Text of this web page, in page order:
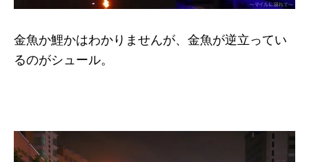
金魚か鯉かはわかりませんが、金魚が逆立ってい
るのがシュール。